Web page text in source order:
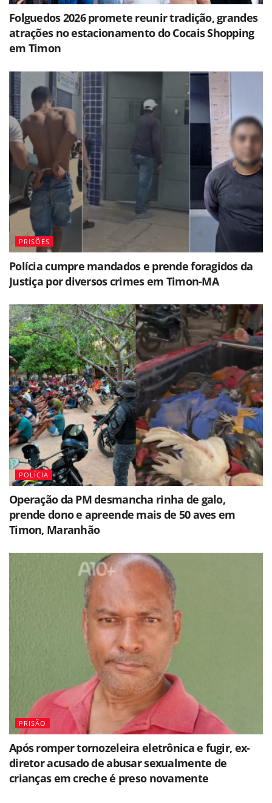
Folguedos 2026 promete reunir tradição, grandes
atrações no estacionamento do Cocais Shopping
em Timon
PRISÕES
Polícia cumpre mandados e prende foragidos da
Justiça por diversos crimes em Timon-MA
POLÍCIA
Operação da PM desmancha rinha de galo,
prende dono e apreende mais de 50 aves em
Timon, Maranhão
PRISÃO
Após romper tornozeleira eletrônica e fugir, ex-
diretor acusado de abusar sexualmente de
crianças em creche é preso novamente